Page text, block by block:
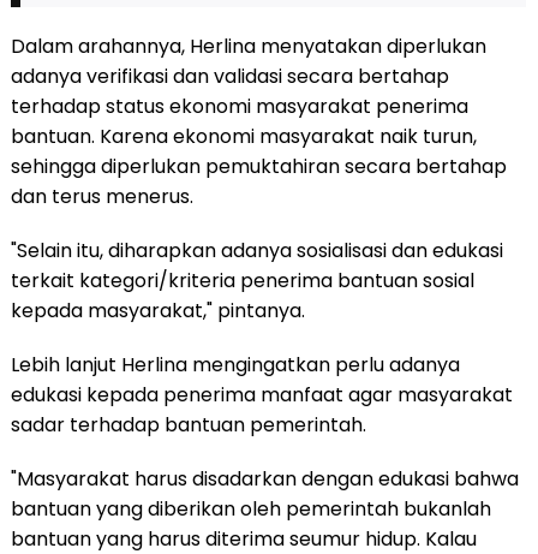
Dalam arahannya, Herlina menyatakan diperlukan
adanya verifikasi dan validasi secara bertahap
terhadap status ekonomi masyarakat penerima
bantuan. Karena ekonomi masyarakat naik turun,
sehingga diperlukan pemuktahiran secara bertahap
dan terus menerus.
"Selain itu, diharapkan adanya sosialisasi dan edukasi
terkait kategori/kriteria penerima bantuan sosial
kepada masyarakat," pintanya.
Lebih lanjut Herlina mengingatkan perlu adanya
edukasi kepada penerima manfaat agar masyarakat
sadar terhadap bantuan pemerintah.
"Masyarakat harus disadarkan dengan edukasi bahwa
bantuan yang diberikan oleh pemerintah bukanlah
bantuan yang harus diterima seumur hidup. Kalau